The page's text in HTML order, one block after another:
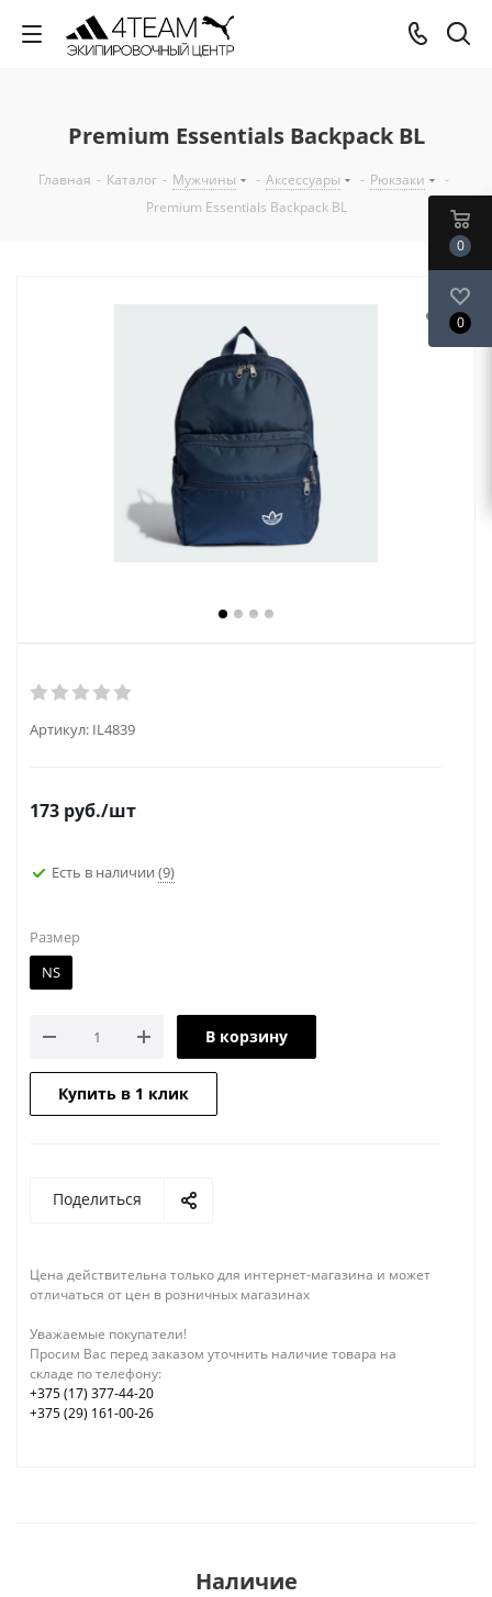
Premium Essentials Backpack BL
Главная - Каталог - Мужчины - Аксессуары - Рюкзаки
-
Premium Essentials Backpack BL
Артикул: IL4839
173 руб./шт
Есть в наличии (9)
Размер
NS
В корзину
Купить в 1 клик
Поделиться
Цена действительна только для интернет-магазина и может
отличаться от цен в розничных магазинах
Уважаемые покупатели!
Просим Вас перед заказом уточнить наличие товара на
складе по телефону:
+375 (17) 377-44-20
+375 (29) 161-00-26
Наличие
0
0